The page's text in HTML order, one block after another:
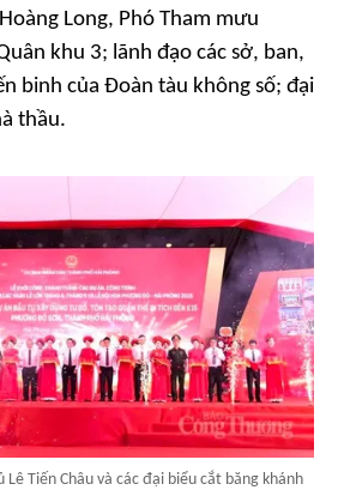
Long, Phó Tham mưu
khu 3; lãnh đạo các sở, ban,
binh của Đoàn tàu không số; đại
thầu.
Lê Tiến Châu và các đại biểu cắt băng khánh